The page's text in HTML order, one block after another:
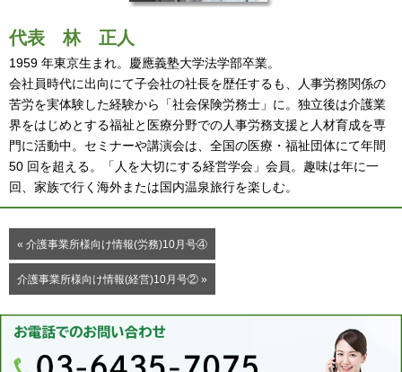
代表 林 正人
1959 年東京生まれ。慶應義塾大学法学部卒業。
会社員時代に出向にて子会社の社長を歴任するも、人事労務関係の
苦労を実体験した経験から「社会保険労務士」に。独立後は介護業
界をはじめとする福祉と医療分野での人事労務支援と人材育成を専
門に活動中。セミナーや講演会は、全国の医療・福祉団体にて年間
50 回を超える。「人を大切にする経営学会」会員。趣味は年に一
回、家族で行く海外または国内温泉旅行を楽しむ。
« 介護事業所様向け情報(労務)10月号④
介護事業所様向け情報(経営)10月号② »